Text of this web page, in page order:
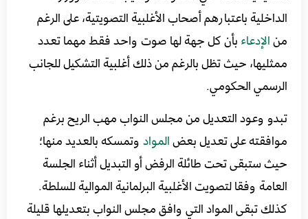
الداخلية باعتبارهم أصحاب الأغلبية التصويتية، على الرغم
منالإدعاءبأن كل جهة لها صوت واحد فقط مهما تعدد
ممثليها، حيث تظل بالرغم من ذلك أغلبية التشكيل للجانب
الرسمي الحكومي.
تبدو وعود التعديل من مجلس النواب مهب الريح برغم
موافقته على تعديل بعضالموادوتمسكه بالعديد منها؛
حيث ستبقى تحت طائلة الرفض أو التبديل أثناء الجلسة
العامة وفقا لتصويت الأغلبية البرلمانية الموالية للسلطة.
كذلك تبقى المواد التي وافق مجلس النواب بتعديلها قليلة